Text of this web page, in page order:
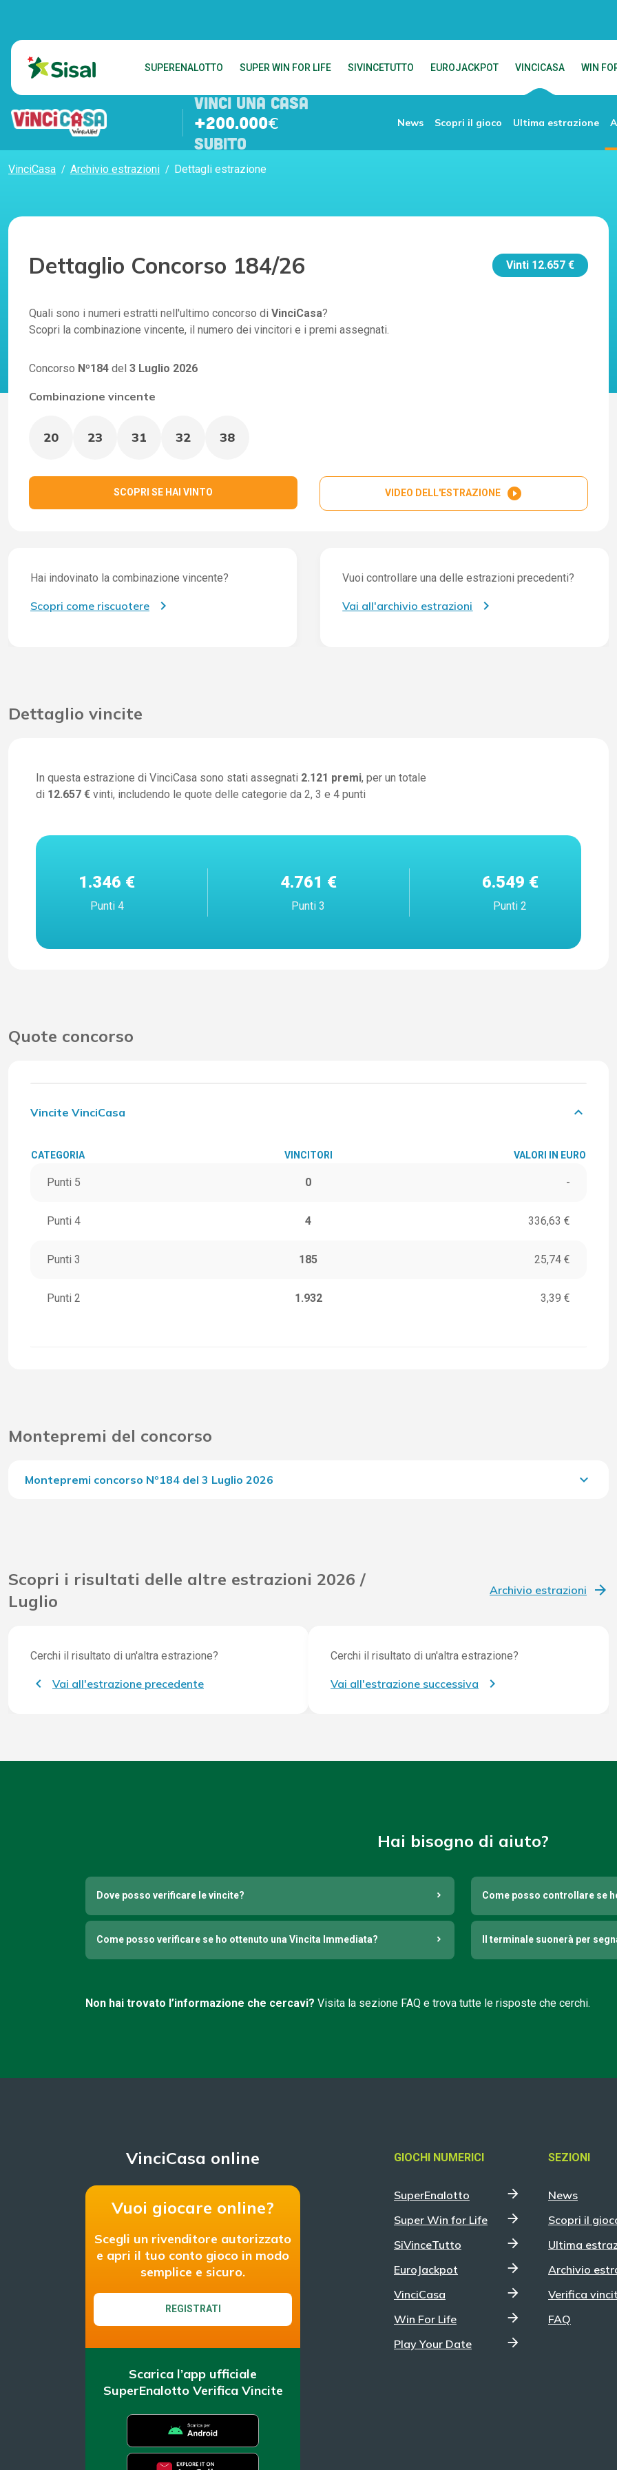
SUPERENALOTTO SUPER WIN FOR LIFE SIVINCETUTTO EUROJACKPOT VINCICASA WIN
VINCI UNA CASA
+200.000€
SUBITO
News Scopri il gioco Ultima estrazione
VinciCasa Archivio estrazioni Dettagli estrazione
Dettaglio Concorso 184/26 Vinti 12.657 €
Quali sono i numeri estratti nell'ultimo concorso di VinciCasa?
Scopri la combinazione vincente, il numero dei vincitori e i premi assegnati.
Concorso Nº184 del 3 Luglio 2026
Combinazione vincente
20 23 31 32 38
SCOPRI SE HAI VINTO VIDEO DELL'ESTRAZIONE play_circle_filled
Hai indovinato la combinazione vincente?
Scopri come riscuotere
Vuoi controllare una delle estrazioni precedenti?
Vai all'archivio estrazioni
Dettaglio vincite
In questa estrazione di VinciCasa sono stati assegnati 2.121 premi, per un totale
di 12.657 € vinti, includendo le quote delle categorie da 2, 3 e 4 punti
1.346 €
Punti 4
4.761 €
Punti 3
6.549 €
Punti 2
Quote concorso
Vincite VinciCasa keyboard_arrow_down
CATEGORIA VINCITORI VALORI IN EURO
Punti 5 0 -
Punti 4 4 336,63 €
Punti 3 185 25,74 €
Punti 2 1.932 3,39 €
Montepremi del concorso
Montepremi concorso Nº184 del 3 Luglio 2026 keyboard_arrow_down
Scopri i risultati delle altre estrazioni 2026 /
Luglio
Archivio estrazioni
Cerchi il risultato di un'altra estrazione?
Vai all'estrazione precedente
Cerchi il risultato di un'altra estrazione?
Vai all'estrazione successiva
Hai bisogno di aiuto?
Dove posso verificare le vincite? Come posso controllare se
Come posso verificare se ho ottenuto una Vincita Immediata? Il terminale suonerà per
Non hai trovato l’informazione che cercavi? Visita la sezione FAQ e trova tutte le risposte che cerchi.
VinciCasa online
Vuoi giocare online?
Scegli un rivenditore autorizzato
e apri il tuo conto gioco in modo
semplice e sicuro.
REGISTRATI
Scarica l’app ufficiale
SuperEnalotto Verifica Vincite
GIOCHI NUMERICI
SuperEnalotto
Super Win for Life
SiVinceTutto
EuroJackpot
VinciCasa
Win For Life
Play Your Date
SEZIONI
News
Scopri il
Ultima
Archivio
Verifica
FAQ